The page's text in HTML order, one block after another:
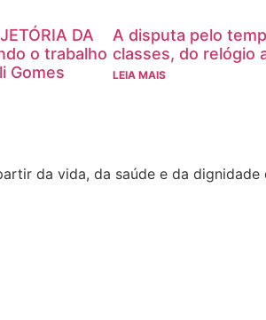
DA
o trabalho
Gomes
A disputa pelo
classes, do relógio
LEIA MAIS
da vida, da saúde e da dignidade